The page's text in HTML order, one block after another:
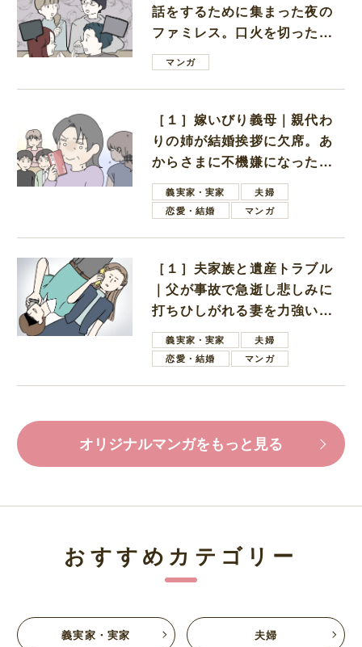
話をするために集まった夜の
ファミレス。口火を切ったの
は電車好きの男の子ママ
マンガ
［１］嫁いびり義母｜親代わ
りの姉が結婚挨拶に欠席。あ
からさまに不機嫌になった義
母義実家・実家
夫婦
恋愛・結婚
マンガ
［１］夫家族と遺産トラブル
｜父が事故で急逝し悲しみに
打ちひしがれる妻を力強い言
葉で励ます夫
義実家・実家
夫婦
恋愛・結婚
マンガ
オリジナルマンガをもっと見る
おすすめカテゴリー
義実家・実家 夫婦